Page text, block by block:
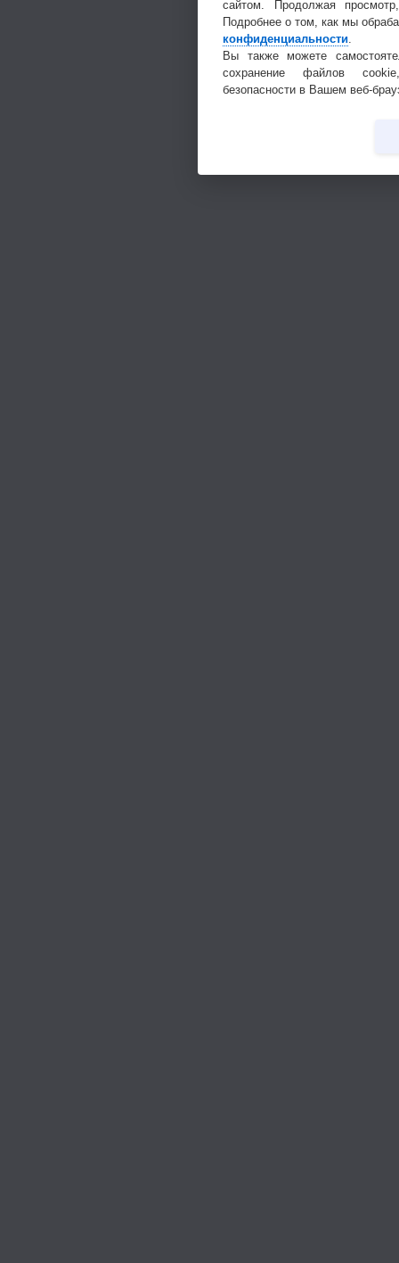
сайтом. Продолжая
Подробнее о том, как мы
конфиденциальности
Вы также можете
сохранение файлов
безопасности в Вашем веб-